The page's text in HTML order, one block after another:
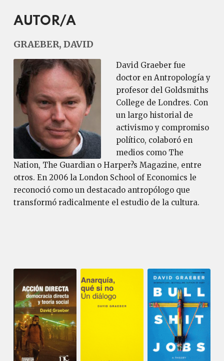
AUTOR/A
GRAEBER, DAVID
David Graeber fue
doctor en Antropología y
profesor del Goldsmiths
College de Londres. Con
un largo historial de
activismo y compromiso
político, colaboró en
medios como The
Nation, The Guardian o Harper?s Magazine, entre
otros. En 2006 la London School of Economics le
reconoció como un destacado antropólogo que
transformó radicalmente el estudio de la cultura.